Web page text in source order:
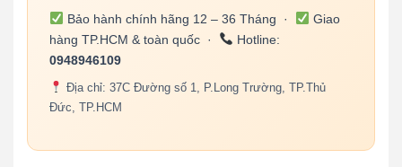
Bảo hành chính hãng 12 – 36 Tháng ·
Giao
hàng TP.HCM & toàn quốc ·
Hotline:
0948946109
Địa chỉ: 37C Đường số 1, P.Long Trường, TP.Thủ
Đức, TP.HCM